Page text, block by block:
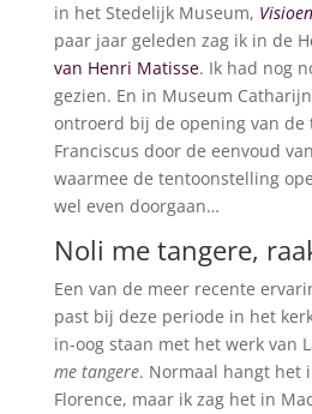
in het Stedelijk Museum,
paar jaar geleden zag ik in de
van Henri Matisse. Ik had nog
gezien. En in Museum
ontroerd bij de opening van de
Franciscus door de eenvoud
waarmee de tentoonstelling
wel even doorgaan…
Noli me tangere,
Een van de meer recente
past bij deze periode in het
in-oog staan met het werk van
me tangere. Normaal hangt het
Florence, maar ik zag het in